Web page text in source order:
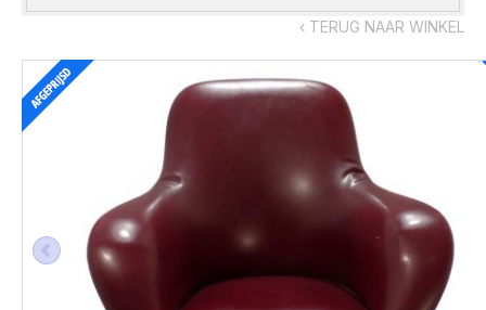
‹ TERUG NAAR WINKEL